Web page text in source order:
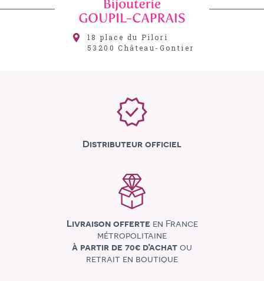
18 place du Pilori
53200Château-Gontier
Distributeur officiel
Livraison offerte en France
métropolitaine
à partir de 70€ d’achat ou
retrait en boutique